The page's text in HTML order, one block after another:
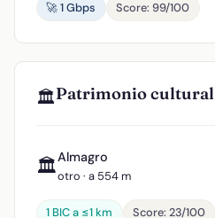
🚀 1 Gbps
Score: 99/100
🏛️Patrimonio cultural
🏛️Almagro
otro · a 554 m
1 BIC a ≤1 km Score: 23/100